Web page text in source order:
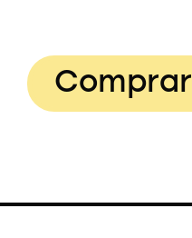
Comprar